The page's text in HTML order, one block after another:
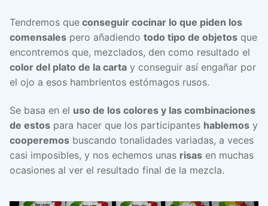
Tendremos que conseguir cocinar lo que piden los
comensales pero añadiendo todo tipo de objetos que
encontremos que, mezclados, den como resultado el
color del plato de la carta y conseguir así engañar por
el ojo a esos hambrientos estómagos rusos.
Se basa en el uso de los colores y las combinaciones
de estos para hacer que los participantes hablemos y
cooperemos buscando tonalidades variadas, a veces
casi imposibles, y nos echemos unas risas en muchas
ocasiones al ver el resultado final de la mezcla.